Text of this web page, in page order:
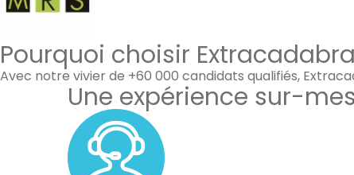
Pourquoi choisir
Avec notre vivier de +60 000 candidats qualifiés,
Une expérience sur-